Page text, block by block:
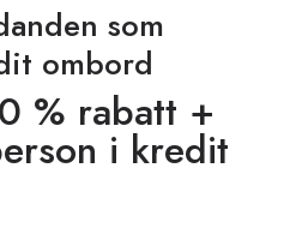
som
ombord
% rabatt +
i kredit